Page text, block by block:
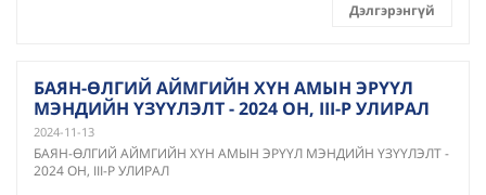
Дэлгэрэнгүй
БАЯН-ӨЛГИЙ АЙМГИЙН ХҮН АМЫН ЭРҮҮЛ
МЭНДИЙН ҮЗҮҮЛЭЛТ - 2024 ОН, III-Р УЛИРАЛ
2024-11-13
БАЯН-ӨЛГИЙ АЙМГИЙН ХҮН АМЫН ЭРҮҮЛ МЭНДИЙН ҮЗҮҮЛЭЛТ -
2024 ОН, III-Р УЛИРАЛ